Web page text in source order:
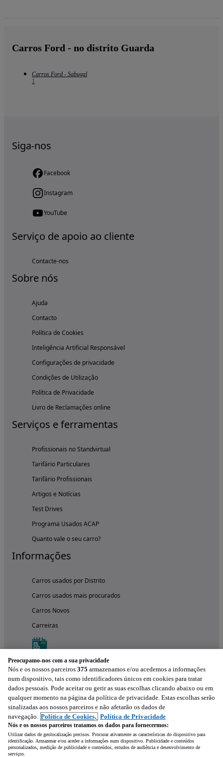
Carros Ford - no distrito Guarda
Carros Ford - Sabugal
1
Siga-nos
Facebook
Instagram
YouTube
Serviço de apoio ao cliente
Contacte-nos
Sobre nós
Ajuda
Contacto
Política de Cookies
Inteligência Artificial Responsável
Configurações de privacidade
Condições de Utilização
Política de Privacidade
Livro de Reclamações online
Serviços e ferramentas
Profissionais no Standvirtual
Tarifário Particulares
Tarifário Profissionais
Artigos e Notícias
Test Drives
Programa Usados ACAP
Quanto vale o seu carro?
Informações
Carros usados por Distrito
Carros usados mais procurados
Carros Novos
Carreiras
Experimenta a aplicação
Preocupamo-nos com a sua privacidade
Nós e os nossos parceiros 375 armazenamos e/ou acedemos a informações
num dispositivo, tais como identificadores únicos em cookies para tratar
dados pessoais. Pode aceitar ou gerir as suas escolhas clicando abaixo ou em
qualquer momento na página da política de privacidade. Estas escolhas serão
sinalizadas aos nossos parceiros e não afetarão os dados de
navegação. Política de Cookies, Política de Privacidade
Nós e os nossos parceiros tratamos os dados para fornecermos:
Utilizar dados de geolocalização precisos. Procurar ativamente as características do dispositivo para
identificação. Armazenar e/ou aceder a informações num dispositivo. Publicidade e conteúdos
personalizados, medição de publicidade e conteúdos, estudos de audiência e desenvolvimento de
serviços.